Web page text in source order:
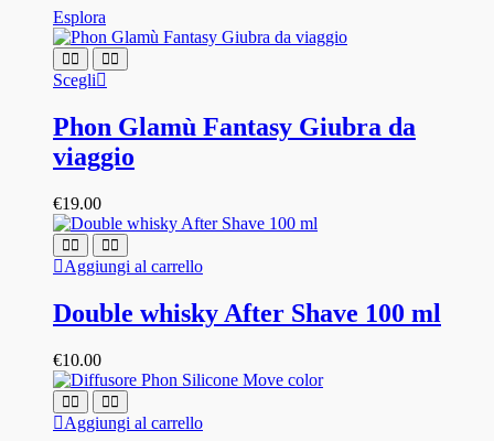
Esplora
Scegli
ha
più
varianti.
possono
essere
scelte
nella
del
Phon Glamù Fantasy Giubra da
viaggio
€19.00
Aggiungi al carrello
Double whisky After Shave 100 ml
€10.00
Aggiungi al carrello